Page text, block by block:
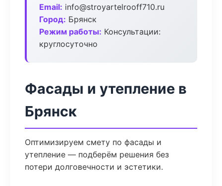
Email: info@stroyartelrooff710.ru
Город: Брянск
Режим работы: Консультации:
круглосуточно
Фасады и утепление в
Брянск
Оптимизируем смету по фасады и
утепление — подберём решения без
потери долговечности и эстетики.